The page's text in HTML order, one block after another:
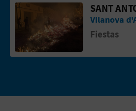
Ir a la p&aacute;gina
SANT
Vilanova
Fiestas